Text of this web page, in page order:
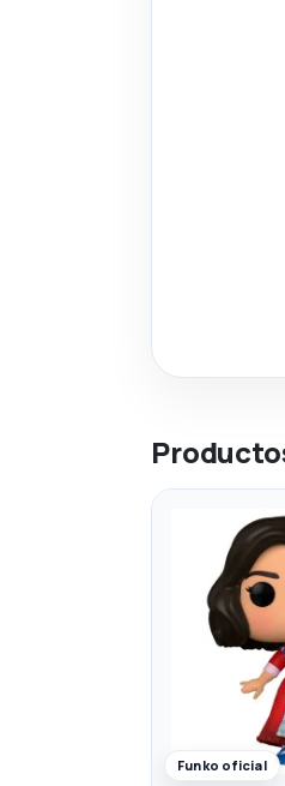
Funko oficial